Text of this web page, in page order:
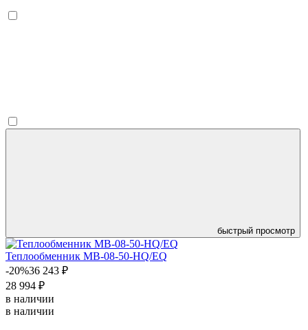
быстрый просмотр
Теплообменник MB-08-50-HQ/EQ
-20%36 243 ₽
28 994 ₽
в наличии
в наличии